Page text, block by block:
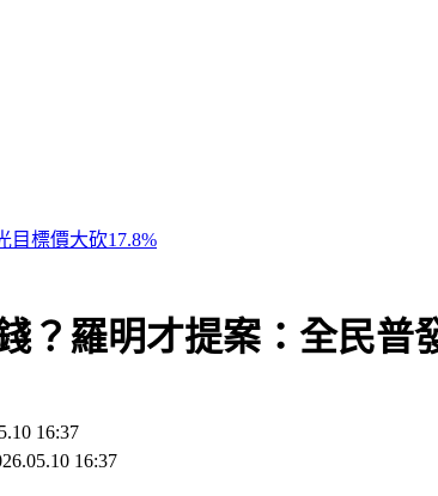
警！ 3樓救出受困住戶送醫
？羅明才提案：全民普
16:37
16:37